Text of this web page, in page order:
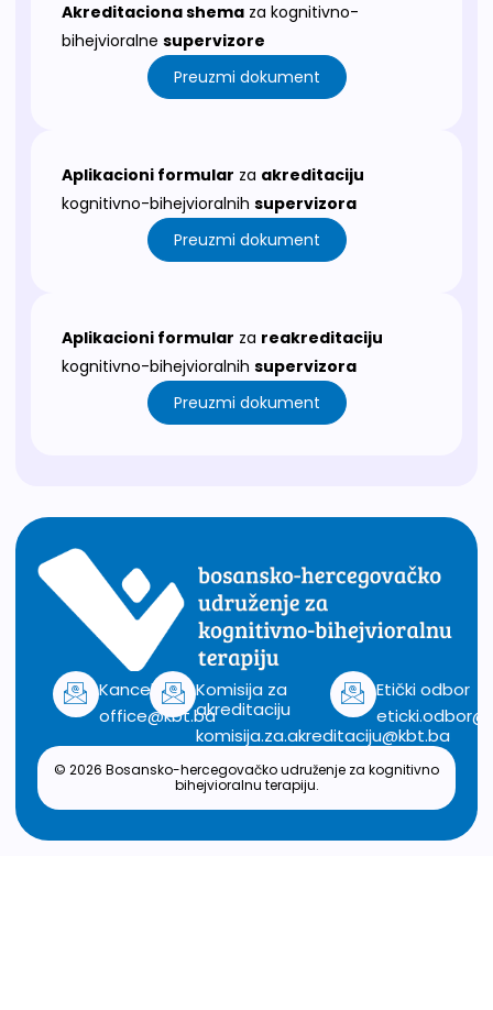
Akreditaciona shema za kognitivno-
bihejvioralne supervizore
Preuzmi dokument
Aplikacioni formular za akreditaciju
kognitivno-bihejvioralnih supervizora
Preuzmi dokument
Aplikacioni formular za reakreditaciju
kognitivno-bihejvioralnih supervizora
Preuzmi dokument
Kancelarija
office@kbt.ba
Komisija za
akreditaciju
komisija.za.akreditaciju@kbt.ba
Etički odbor
© 2026 Bosansko-hercegovačko udruženje za kognitivno
bihejvioralnu terapiju.